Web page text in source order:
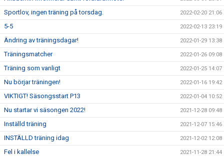
Sportlov, ingen träning på torsdag. 2022-02-20 21:06
5-5 2022-02-13 23:19
Ändring av träningsdagar! 2022-01-29 13:38
Träningsmatcher 2022-01-26 09:08
Träning som vanligt 2022-01-25 14:07
Nu börjar träningen! 2022-01-16 19:42
VIKTIGT! Säsongsstart P13 2022-01-04 10:52
Nu startar vi säsongen 2022! 2021-12-28 09:48
Inställd träning 2021-12-07 15:46
INSTÄLLD träning idag 2021-12-02 12:08
Fel i kallelse 2021-11-28 21:44